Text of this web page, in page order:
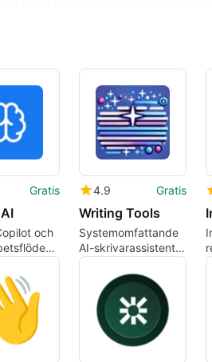
Gratis
och
4.9 Gratis
Writing Tools
Systemomfattande
AI-skrivarassistent
för macOS med
stöd för lokal modell